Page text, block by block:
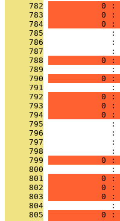
     782
0 :
     783
0 :
     784
0 :
     785
              :
     786
:
     787
:
     788
0 :
     789
              :
     790
0 :
     791
:
     792
0 :
     793
0 :
     794
0 :
     795
:
     796
:
     797
              :
     798
:
     799
0 :
     800
:
     801
0 :
     802
0 :
     803
0 :
     804
              :
     805
0 :